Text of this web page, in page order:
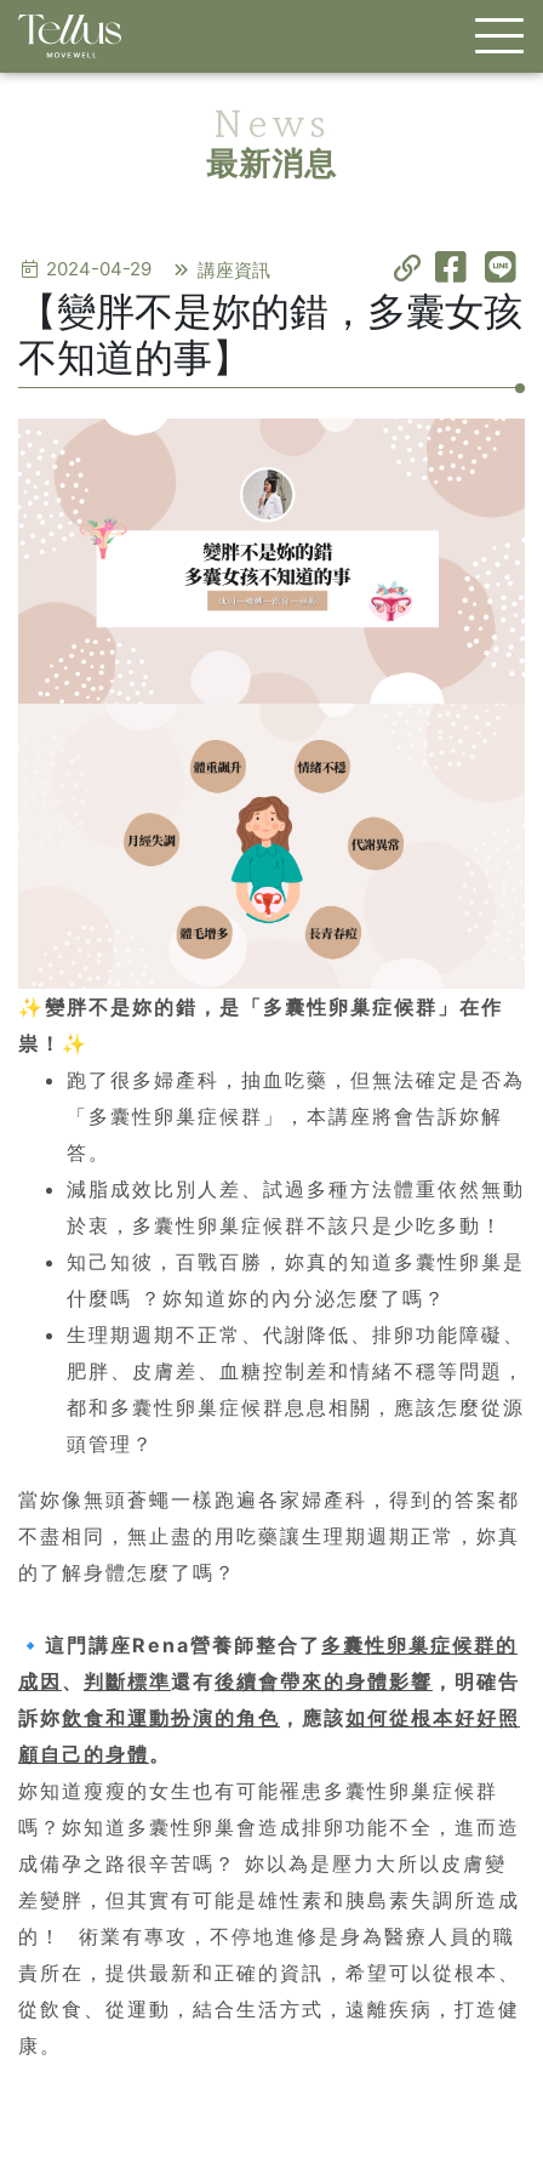
News
最新消息
2024-04-29 講座資訊
【變胖不是妳的錯，多囊女孩
不知道的事】
✨變胖不是妳的錯，是「多囊性卵巢症候群」在作
祟！ ✨
跑了很多婦產科，抽血吃藥，但無法確定是否為
「多囊性卵巢症候群」，本講座將會告訴妳解
答。
減脂成效比別人差、試過多種方法體重依然無動
於衷，多囊性卵巢症候群不該只是少吃多動！
知己知彼，百戰百勝，妳真的知道多囊性卵巢是
什麼嗎 ？妳知道妳的內分泌怎麼了嗎？
生理期週期不正常、代謝降低、排卵功能障礙、
肥胖、皮膚差、血糖控制差和情緒不穩等問題，
都和多囊性卵巢症候群息息相關，應該怎麼從源
頭管理？
當妳像無頭蒼蠅一樣跑遍各家婦產科，得到的答案都
不盡相同，無止盡的用吃藥讓生理期週期正常，妳真
的了解身體怎麼了嗎？
🔹 這門講座Rena營養師整合了 多囊性卵巢症候群的
成因 、 判斷標準還有後續會帶來的身體影響 ，明確告
訴妳飲食和運動扮演的角色 ，應該如何從根本好好照
顧自己的身體。
妳知道瘦瘦的女生也有可能罹患多囊性卵巢症候群
嗎？妳知道多囊性卵巢會造成排卵功能不全，進而造
成備孕之路很辛苦嗎？ 妳以為是壓力大所以皮膚變
差變胖，但其實有可能是雄性素和胰島素失調所造成
的！ 術業有專攻，不停地進修是身為醫療人員的職
責所在，提供最新和正確的資訊，希望可以從根本、
從飲食、從運動，結合生活方式，遠離疾病，打造健
康。